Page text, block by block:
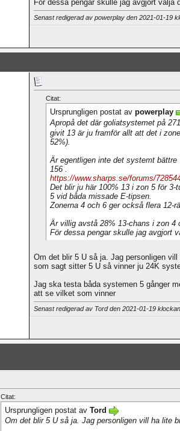
För dessa pengar skulle jag avgjort välja
Senast redigerad av powerplay den 2021-01-19
Citat:
Ursprungligen postat av powerplay
Apropå det där goliatsystemet på
givit 13 är ju framför allt att det i
52%).
Är egentligen inte det systemt bättre
156 .
https://www.sharps.se/forums/
Det blir ju här 100% 13 i zon 5 för
5 vid båda missade E-tipsen.
Zonerna 4 och 6 ger också flera 12-
Är villig avstå 28% 13-chans i zon 4
För dessa pengar skulle jag avgjort
Om det blir 5 U så ja. Jag personligen
som sagt sitter 5 U så vinner ju 24K
Jag ska testa båda systemen 5 gånger
att se vilket som vinner
Senast redigerad av Tord den 2021-01-19
Citat:
Ursprungligen postat av Tord
Om det blir 5 U så ja. Jag personligen vill ha lite